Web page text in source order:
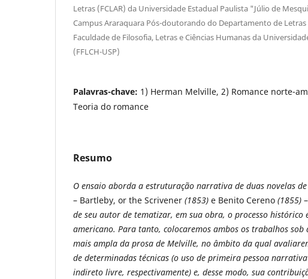
Letras (FCLAR) da Universidade Estadual Paulista "Júlio de
Campus Araraquara Pós-doutorando do Departamento de
Faculdade de Filosofia, Letras e Ciências Humanas da
(FFLCH-USP)
Palavras-chave: 1) Herman Melville, 2) Romance norte-
Teoria do romance
Resumo
O ensaio aborda a estruturação narrativa de duas novelas
– Bartleby, or the Scrivener (1853) e Benito Cereno (1855) –
de seu autor de tematizar, em sua obra, o processo histórico
americano. Para tanto, colocaremos ambos os trabalhos sob
mais ampla da prosa de Melville, no âmbito da qual
de determinadas técnicas (o uso de primeira pessoa
indireto livre, respectivamente) e, desse modo, sua